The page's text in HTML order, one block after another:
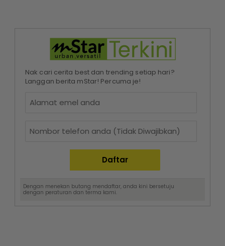
Nak cari cerita best dan trending setiap hari?
Langgan berita mStar! Percuma je!
Dengan menekan butang mendaftar, anda kini bersetuju
dengan peraturan dan terma kami.